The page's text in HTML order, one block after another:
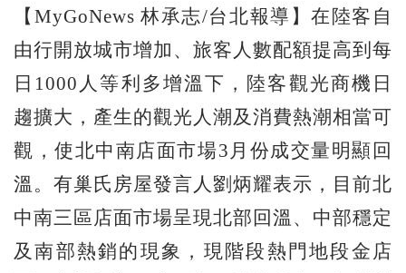
【MyGoNews 林承志/台北報導】在陸客自
由行開放城市增加、旅客人數配額提高到每
日1000人等利多增溫下，陸客觀光商機日
趨擴大，產生的觀光人潮及消費熱潮相當可
觀，使北中南店面市場3月份成交量明顯回
溫。有巢氏房屋發言人劉炳耀表示，目前北
中南三區店面市場呈現北部回溫、中部穩定
及南部熱銷的現象，現階段熱門地段金店